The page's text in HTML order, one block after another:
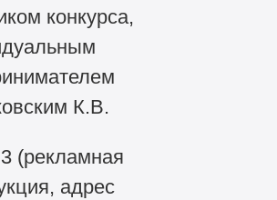
конкурса,
К.В.
(рекламная
адрес